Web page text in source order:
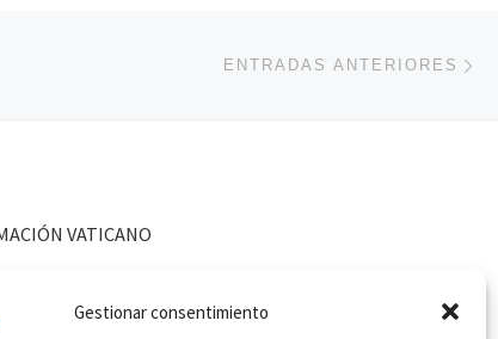
Gestionar consentimiento
ENTRADAS ANTERIORES
VATICANO